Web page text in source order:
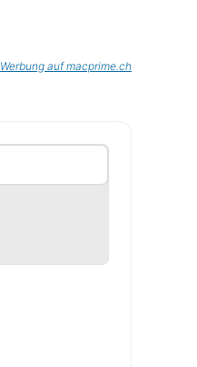
Werbung auf macprime.ch